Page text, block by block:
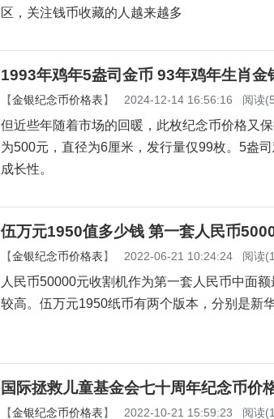
区，关注钱币收藏的人越来越多
1993年鸡年5盎司金币 93年鸡年生肖金
【金银纪念币价格表】 2024-12-14 16:56:16 阅读
但近些年随着市场的回暖，此枚纪念币价格又
为500元，直径为6厘米，发行量仅99枚。5盎
成长性。
伍万元1950值多少钱 第一套人民币
【金银纪念币价格表】 2022-06-21 10:24:24 阅读
人民币50000元收割机作为第一套人民币中面
较高。伍万元1950纸币有两个版本，分别是新
国际拯救儿童基金会七十周年纪念币价
【金银纪念币价格表】 2022-10-21 15:59:23 阅读